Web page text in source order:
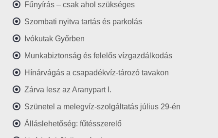
Fűnyírás – csak ahol szükséges
Szombati nyitva tartás és parkolás
Ivókutak Győrben
Munkabiztonság és felelős vízgazdálkodás
Hínárvágás a csapadékvíz-tározó tavakon
Zárva lesz az Aranypart I.
Szünetel a melegvíz-szolgáltatás július 29-én
Álláslehetőség: fűtésszerelő